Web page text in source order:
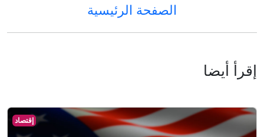
الصفحة الرئيسية
إقرأ أيضا
إقتصاد